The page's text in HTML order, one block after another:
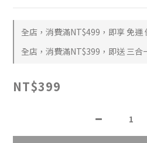
全店，消費滿NT$499，即享 免運
全店，消費滿NT$399，即送 三合
NT$399